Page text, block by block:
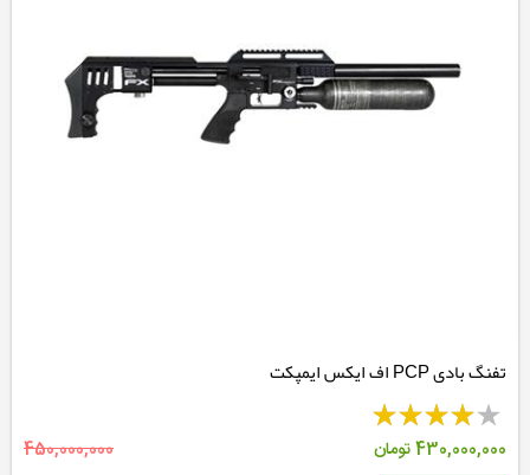
تفنگ بادی PCP اف ایکس ایمپکت
430,000,000تومان 450,000,000